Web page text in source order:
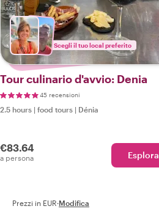
Scegli il tuo local preferito
Tour culinario d'avvio: Denia
45 recensioni
2.5 hours | food tours | Dénia
€83.64
a persona Esplora
Prezzi in EUR·Modifica